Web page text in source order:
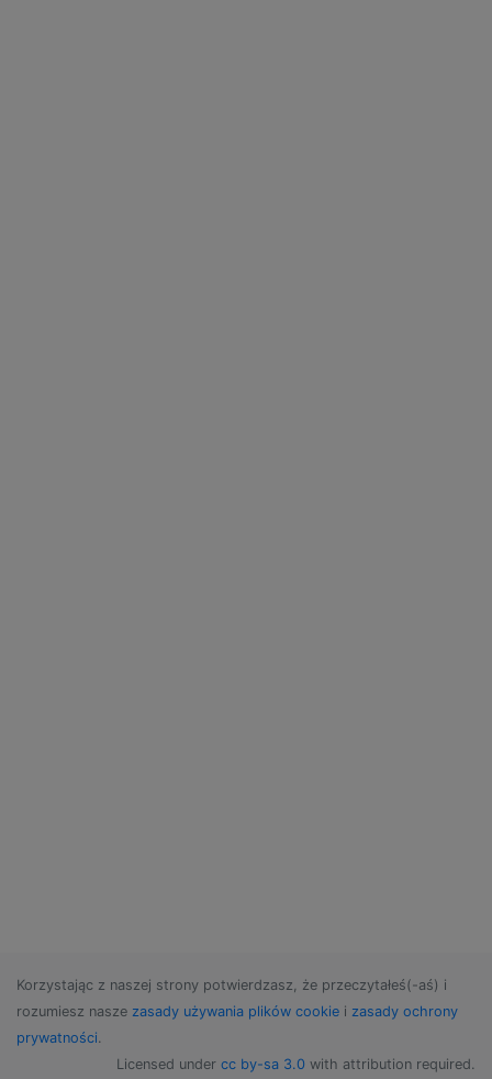
Korzystając z naszej strony potwierdzasz, że przeczytałeś(-aś) i
rozumiesz nasze zasady używania plików cookie i zasady ochrony
prywatności.
Licensed under cc by-sa 3.0 with attribution required.